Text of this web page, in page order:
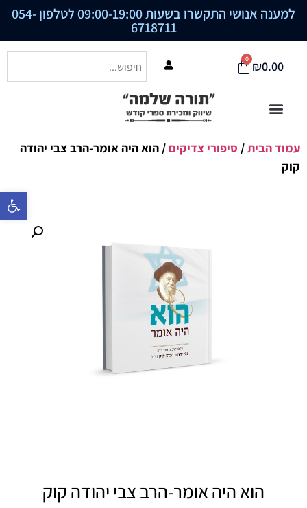
פתח סרגל
למענה אנושי התקשרו בשעות 09:00-19:00 לטלפון 054-
6718711
₪0.00
0
עמוד הבית/ סיפורי צדיקים / הוא היה אומר-הרב צבי יהודה
קוק
הוא היה אומר-הרב צבי יהודה קוק